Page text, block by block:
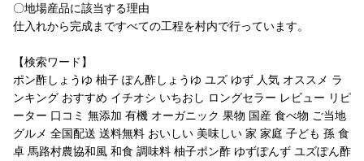
〇地場産品に該当する理由
仕入れから完成まですべての工程を村内で行っています。
【検索ワード】
ポン酢しょうゆ 柚子 ぽん酢しょうゆ ユズ ゆず 人気 オススメ ラ
ンキング おすすめ イチオシ いちおし ロングセラー レビュー リピ
ーター 口コミ 無添加 有機 オーガニック 果物 国産 食べ物 ご当地
グルメ 全国配送 送料無料 おいしい 美味しい 家 家庭 子ども 孫 食
卓 馬路村農協和風 和食 調味料 柚子ポン酢 ゆずぽんず ユズぽん酢